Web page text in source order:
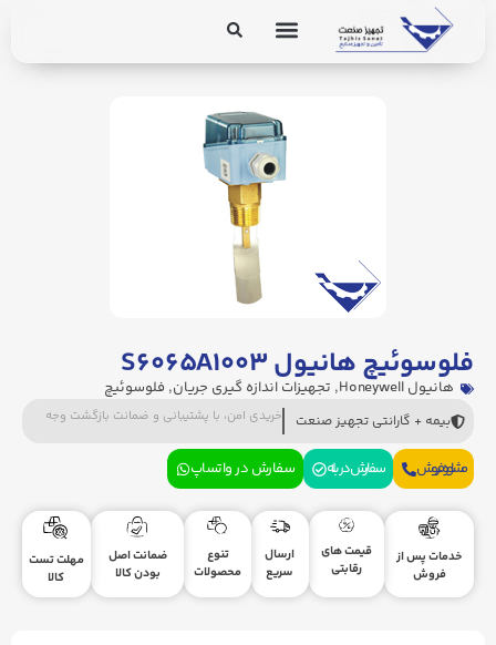
فلوسوئیچ هانیول S۶۰۶۵A۱۰۰۳
هانیول Honeywell , تجهیزات اندازه گیری جریان, فلوسوئیچ
بیمه + گارانتی تجهیز صنعت خریدی امن، با پشتیبانی و ضمانت بازگشت وجه
مشاوره فروش سفارش در بله سفارش در واتساپ
خدمات پس از
فروش
قیمت های
رقابتی
ارسال
سریع
تنوع
محصولات
ضمانت اصل
بودن کالا
مهلت تست
کالا